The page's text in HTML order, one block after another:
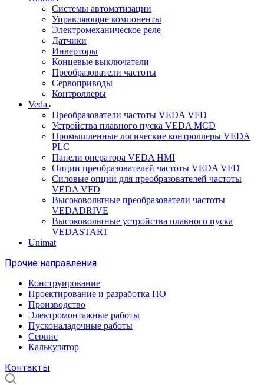
Системы автоматизации
Управляющие компоненты
Электромеханическое реле
Датчики
Инверторы
Концевые выключатели
Преобразователи частоты
Сервоприводы
Контроллеры
Veda
Преобразователи частоты VEDA VFD
Устройства плавного пуска VEDA MCD
Промышленные логические контроллеры VEDA
PLC
Панели оператора VEDA HMI
Опции преобразователей частоты VEDA VFD
Силовые опции для преобразователей частоты
VEDA VFD
Высоковольтные преобразователи частоты
VEDADRIVE
Высоковольтные устройства плавного пуска
VEDASTART
Unimat
Прочие направления
Конструирование
Проектирование и разработка ПО
Производство
Электромонтажные работы
Пусконаладочные работы
Сервис
Калькулятор
Контакты